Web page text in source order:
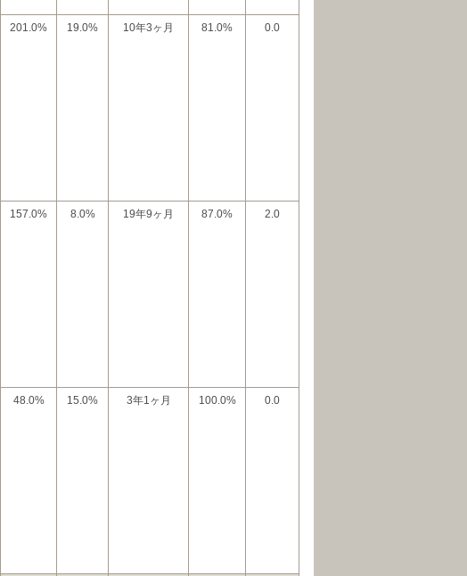
201.0% 19.0% 10年3ヶ月 81.0% 0.0
157.0% 8.0% 19年9ヶ月 87.0% 2.0
48.0% 15.0% 3年1ヶ月 100.0% 0.0